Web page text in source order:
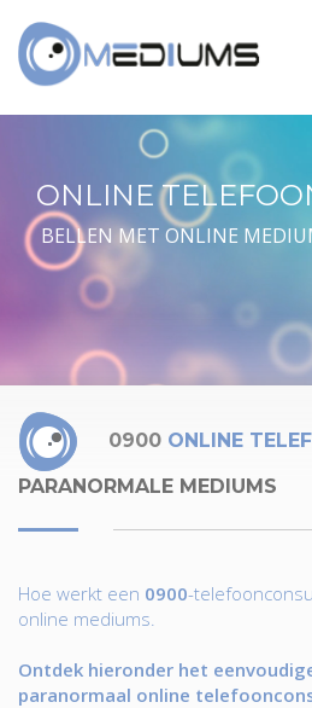
ONLINE
BELLEN MET ONLINE
0900 ONLINE
PARANORMALE MEDIUMS
Hoe werkt een 0900-
online mediums.
Ontdek hieronder het
paranormaal online